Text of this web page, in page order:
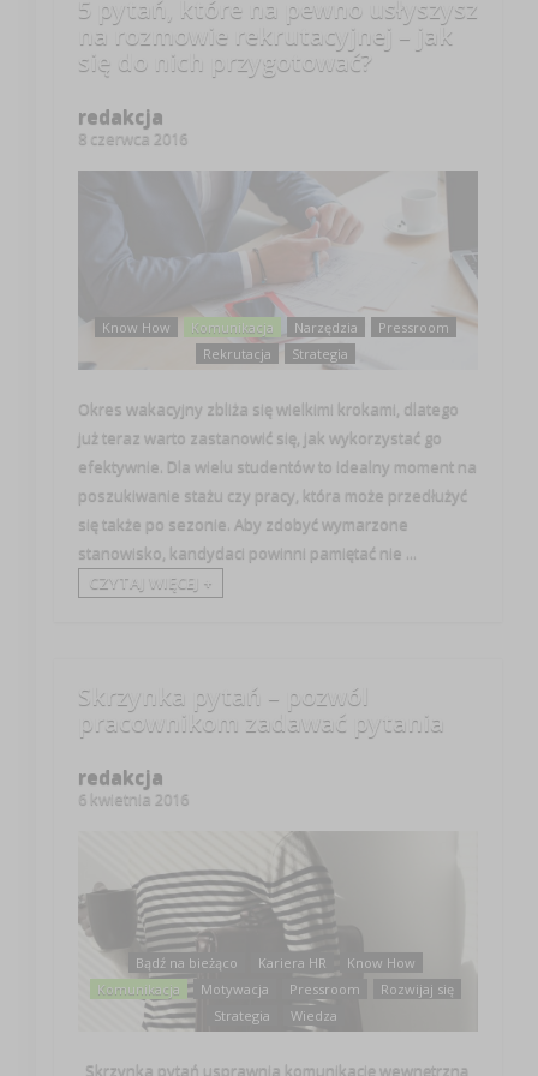
5 pytań, które na pewno usłyszysz
na rozmowie rekrutacyjnej – jak
się do nich przygotować?
redakcja
8 czerwca 2016
Know How Komunikacja Narzędzia
Pressroom
Rekrutacja
Strategia
Okres wakacyjny zbliża się wielkimi krokami, dlatego
już teraz warto zastanowić się, jak wykorzystać go
efektywnie. Dla wielu studentów to idealny moment na
poszukiwanie stażu czy pracy, która może przedłużyć
się także po sezonie. Aby zdobyć wymarzone
stanowisko, kandydaci powinni pamiętać nie ...
CZYTAJ WIĘCEJ +
Skrzynka pytań – pozwól
pracownikom zadawać pytania
redakcja
6 kwietnia 2016
Bądź na bieżąco Kariera HR
Know How
Komunikacja
Motywacja Pressroom
Rozwijaj się
Strategia
Wiedza
Skrzynka pytań usprawnia komunikację wewnętrzną